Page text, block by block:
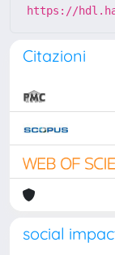
https://
Citazioni
social